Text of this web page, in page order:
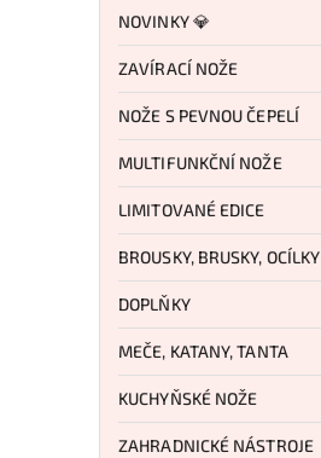
NOVINKY 💎
ZAVÍRACÍ NOŽE
NOŽE S PEVNOU ČEPELÍ
MULTIFUNKČNÍ NOŽE
LIMITOVANÉ EDICE
BROUSKY, BRUSKY, OCÍLKY
DOPLŇKY
MEČE, KATANY, TANTA
KUCHYŇSKÉ NOŽE
ZAHRADNICKÉ NÁSTROJE